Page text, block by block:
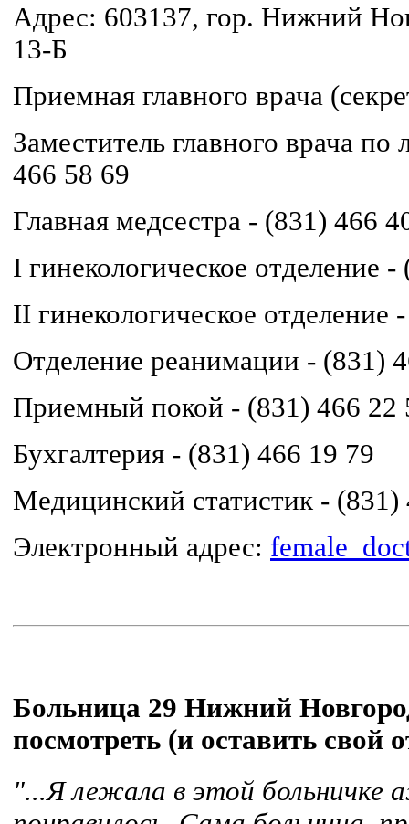
Адрес: 603137, гор. Нижний
13-Б
Приемная главного врача
Заместитель главного врача
466 58 69
Главная медсестра - (831) 466
I гинекологическое отделение
II гинекологическое отделение
Отделение реанимации - (831)
Приемный покой - (831) 466 22
Бухгалтерия - (831) 466 19 79
Медицинский статистик - (831)
Электронный адрес:
Больница 29 Нижний
посмотреть (и оставить свой
"...Я лежала в этой больничке